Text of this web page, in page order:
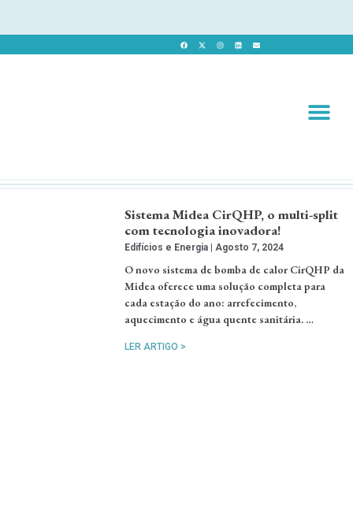
Sistema Midea CirQHP, o multi-split
com tecnologia inovadora!
Edifícios e Energia Agosto 7, 2024
O novo sistema de bomba de calor CirQHP da
Midea oferece uma solução completa para
cada estação do ano: arrefecimento,
aquecimento e água quente sanitária. …
LER ARTIGO >